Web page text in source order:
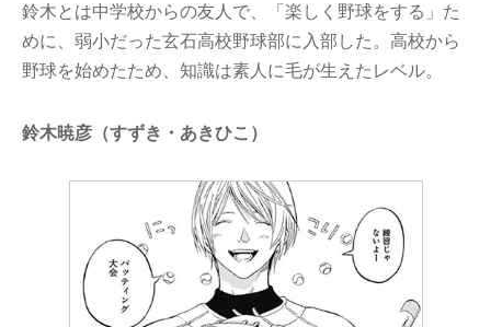
鈴木とは中学校からの友人で、「楽しく野球をする」た
めに、弱小だった玄石高校野球部に入部した。高校から
野球を始めたため、知識は素人に毛が生えたレベル。
鈴木暁彦（すずき・あきひこ）